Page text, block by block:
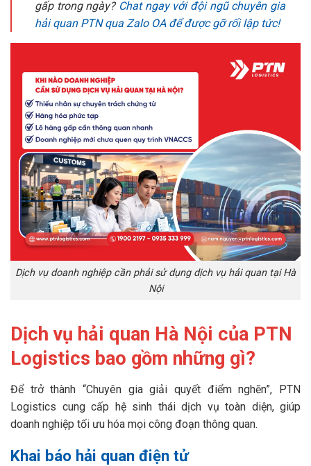
gấp trong ngày? Chat ngay với đội ngũ chuyên gia
hải quan PTN qua Zalo OA để được gỡ rối lập tức!
Dịch vụ doanh nghiệp cần phải sử dụng dịch vụ hải quan tại Hà
Nội
Dịch vụ hải quan Hà Nội của PTN
Logistics bao gồm những gì?
Để trở thành “Chuyên gia giải quyết điểm nghẽn”, PTN
Logistics cung cấp hệ sinh thái dịch vụ toàn diện, giúp
doanh nghiệp tối ưu hóa mọi công đoạn thông quan.
Khai báo hải quan điện tử